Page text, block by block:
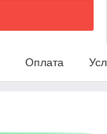
Оплата